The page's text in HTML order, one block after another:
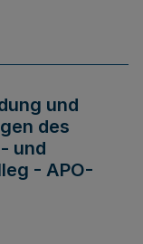
und
des
und
- APO-